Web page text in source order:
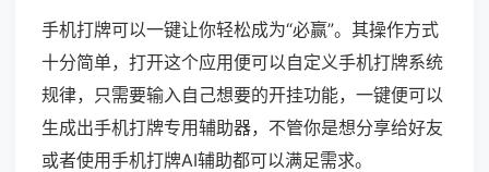
手机打牌可以一键让你轻松成为“必赢”。其操作方式
十分简单，打开这个应用便可以自定义手机打牌系统
规律，只需要输入自己想要的开挂功能，一键便可以
生成出手机打牌专用辅助器，不管你是想分享给好友
或者使用手机打牌AI辅助都可以满足需求。